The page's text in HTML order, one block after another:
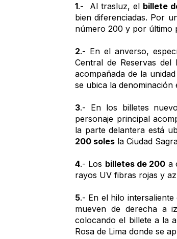
1.-  Al trasluz, el billete
bien diferenciadas. Por
número 200 y por último
2.- En el anverso,
Central de Reservas
acompañada de la
se ubica la
3.- En los billetes
personaje principal
la parte delantera está
200 soles la Ciudad
4.- Los billetes de 200 a
rayos UV fibras rojas y
5.- En el hilo intersaliente
mueven de derecha a
colocando el billete a la
Rosa de Lima donde se